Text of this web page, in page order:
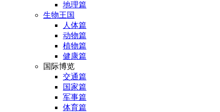
地理篇
生物王国
人体篇
动物篇
植物篇
健康篇
国际博览
交通篇
国家篇
军事篇
体育篇